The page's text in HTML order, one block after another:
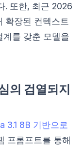
. 또한, 최근 2026
확장된 컨텍스트
를 갖춘 모델을
의 검열되지
3.1 8B 기반으로
프롬프트를 통해